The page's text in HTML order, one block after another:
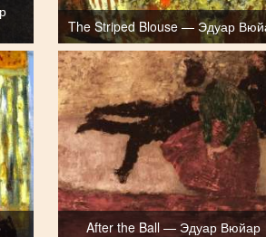
The Striped Blouse — Эдуар
After the Ball — Эдуар Вюйар